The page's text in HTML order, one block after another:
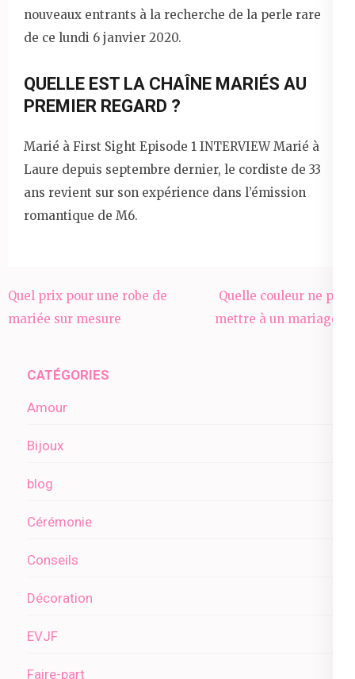
nouveaux entrants à la recherche de la perle rare
de ce lundi 6 janvier 2020.
QUELLE EST LA CHAÎNE MARIÉS AU
PREMIER REGARD ?
Marié à First Sight Episode 1 INTERVIEW Marié à
Laure depuis septembre dernier, le cordiste de 33
ans revient sur son expérience dans l’émission
romantique de M6.
Navigation
de
Quel prix pour une robe de
mariée sur mesure
Quelle couleur ne pas
mettre à un mariage ?
CATÉGORIES
Amour
Bijoux
blog
Cérémonie
Conseils
Décoration
EVJF
Faire-part